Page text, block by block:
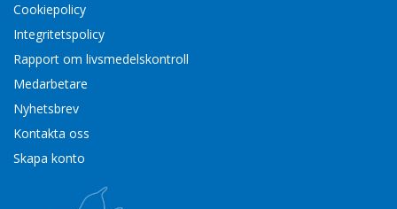
Cookiepolicy
Integritetspolicy
Rapport om livsmedelskontroll
Medarbetare
Nyhetsbrev
Kontakta oss
Skapa konto